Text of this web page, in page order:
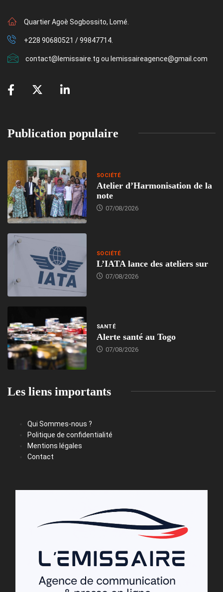
Quartier Agoè Sogbossito, Lomé.
+228 90680521 / 99847714.
contact@lemissaire.tg ou lemissaireagence@gmail.com
Publication populaire
SOCIÉTÉ
Atelier d’Harmonisation de la
note
07/08/2026
SOCIÉTÉ
L’IATA lance des ateliers sur
07/08/2026
SANTÉ
Alerte santé au Togo
07/08/2026
Les liens importants
Qui Sommes-nous ?
Politique de confidentialité
Mentions légales
Contact